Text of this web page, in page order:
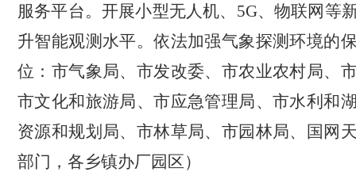
服务平台。开展小型无人机、 5G、物联网等
升智能观测水平。依法加强气象探测环境的
位：市气象局、市发改委、市农业农村局、
市文化和旅游局、市应急管理局、市水利和
资源和规划局、市林草局、市园林局、国网
部门，各乡镇办厂园区）